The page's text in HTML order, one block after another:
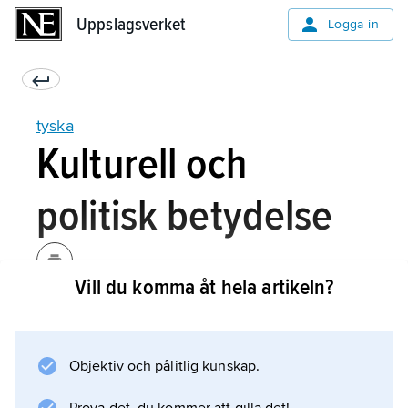
Uppslagsverket Logga in
tyska
Kulturell och
politisk betydelse
och befolkningshistoriska orsaker. Det tyska
språkområdet var fram till andra världskrigets
slut mycket större än nu, tyska var
Vill du komma åt hela artikeln?
Objektiv och pålitlig kunskap.